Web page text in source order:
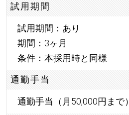
試用期間
試用期間：あり
期間：3ヶ月
条件：本採用時と同様
通勤手当
通勤手当（月50,000円まで）